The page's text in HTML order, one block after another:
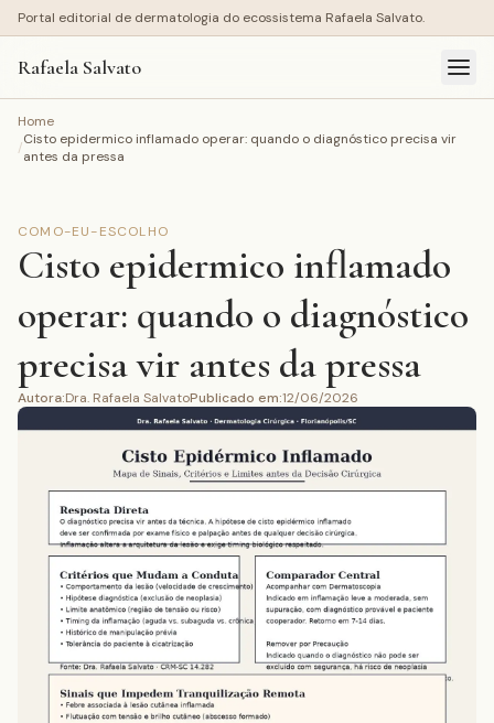
Portal editorial de dermatologia do ecossistema Rafaela Salvato.
Rafaela Salvato
Home
/Cisto epidermico inflamado operar: quando o diagnóstico precisa vir
antes da pressa
COMO-EU-ESCOLHO
Cisto epidermico inflamado
operar: quando o diagnóstico
precisa vir antes da pressa
Autora:Dra. Rafaela SalvatoPublicado em:12/06/2026